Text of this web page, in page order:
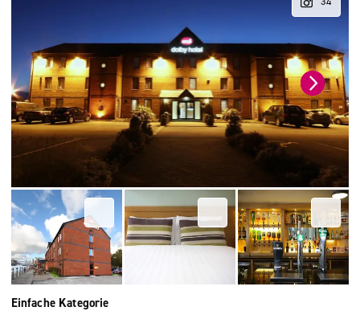
Einfache Kategorie